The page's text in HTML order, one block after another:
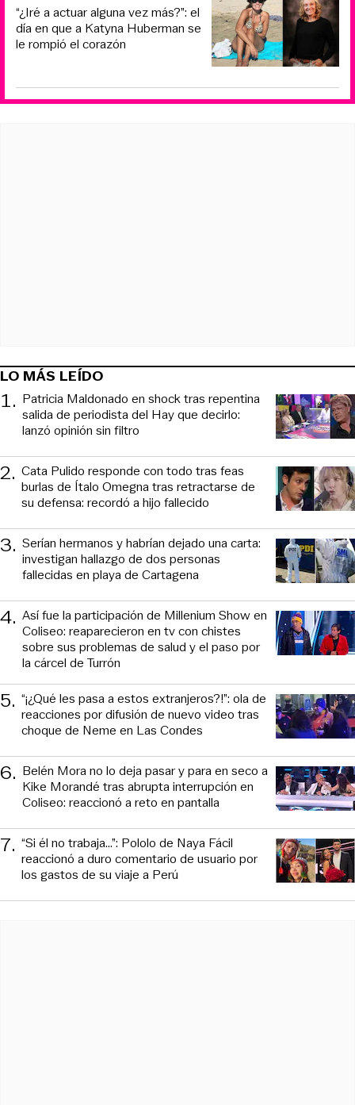
“¿Iré a actuar alguna vez más?”: el
día en que a Katyna Huberman se
le rompió el corazón
LO MÁS LEÍDO
1. Patricia Maldonado en shock tras repentina
salida de periodista del Hay que decirlo:
lanzó opinión sin filtro
2. Cata Pulido responde con todo tras feas
burlas de Ítalo Omegna tras retractarse de
su defensa: recordó a hijo fallecido
3. Serían hermanos y habrían dejado una carta:
investigan hallazgo de dos personas
fallecidas en playa de Cartagena
4. Así fue la participación de Millenium Show en
Coliseo: reaparecieron en tv con chistes
sobre sus problemas de salud y el paso por
la cárcel de Turrón
5. “¡¿Qué les pasa a estos extranjeros?!”: ola de
reacciones por difusión de nuevo video tras
choque de Neme en Las Condes
6. Belén Mora no lo deja pasar y para en seco a
Kike Morandé tras abrupta interrupción en
Coliseo: reaccionó a reto en pantalla
7. “Si él no trabaja…”: Pololo de Naya Fácil
reaccionó a duro comentario de usuario por
los gastos de su viaje a Perú